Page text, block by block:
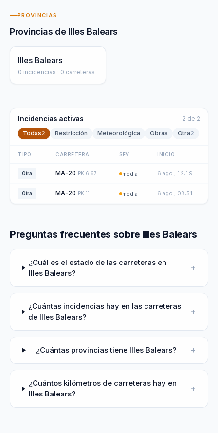
PROVINCIAS
Provincias de Illes Balears
Illes Balears
0 incidencias · 0 carreteras
Incidencias activas 2 de 2
Todas2 Restricción Meteorológica Obras Otra2
TIPO CARRETERA SEV. INICIO
Otra MA-20 PK 6.67 media 6 ago., 12:19
Otra MA-20 PK 11 media 6 ago., 08:51
Preguntas frecuentes sobre Illes Balears
¿Cuál es el estado de las carreteras en
Illes Balears?
+
¿Cuántas incidencias hay en las carreteras
de Illes Balears?
+
¿Cuántas provincias tiene Illes Balears? +
¿Cuántos kilómetros de carreteras hay en
Illes Balears?
+